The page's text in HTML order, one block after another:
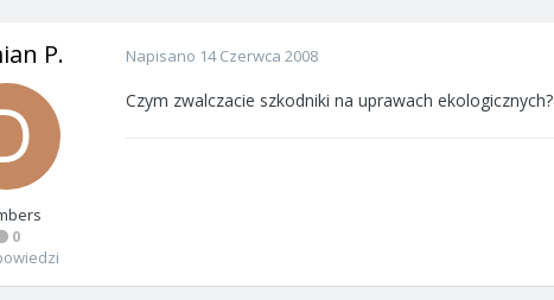
P.
0
Napisano 14 Czerwca 2008
Czym zwalczacie szkodniki na uprawach ekologicznych?